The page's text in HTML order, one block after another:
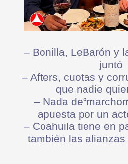
– Bonilla, LeBarón y
juntó
– Afters, cuotas y
que nadie
– Nada
apuesta por un
– Coahuila tiene en
también las alianzas